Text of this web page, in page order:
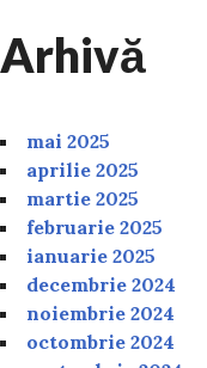
Arhivă
mai 2025
aprilie 2025
martie 2025
februarie 2025
ianuarie 2025
decembrie 2024
noiembrie 2024
octombrie 2024